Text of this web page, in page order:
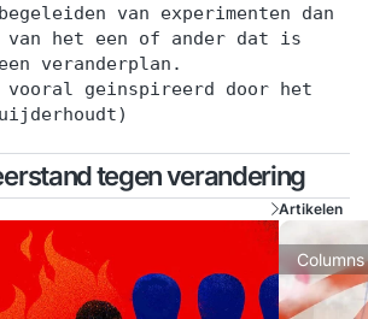
van experimenten dan
het een of ander dat is
veranderplan.
geinspireerd door het
tegen verandering
Artikelen
Columns